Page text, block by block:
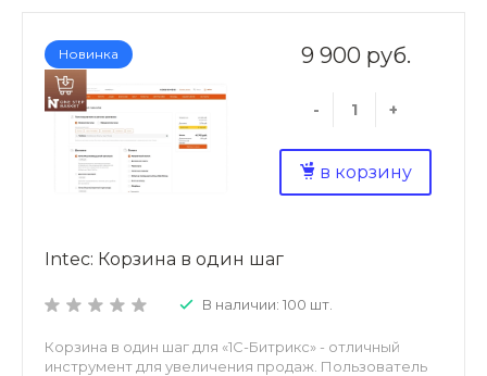
Новинка 9 900 руб.
- +
в корзину
Intec: Корзина в один шаг
В наличии: 100 шт.
Корзина в один шаг для «1С-Битрикс» - отличный
инструмент для увеличения продаж. Пользователь